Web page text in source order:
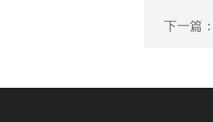
下一篇